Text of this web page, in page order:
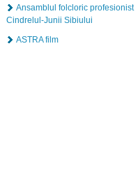
Ansamblul folcloric profesionist
Cindrelul-Junii Sibiului
ASTRA film